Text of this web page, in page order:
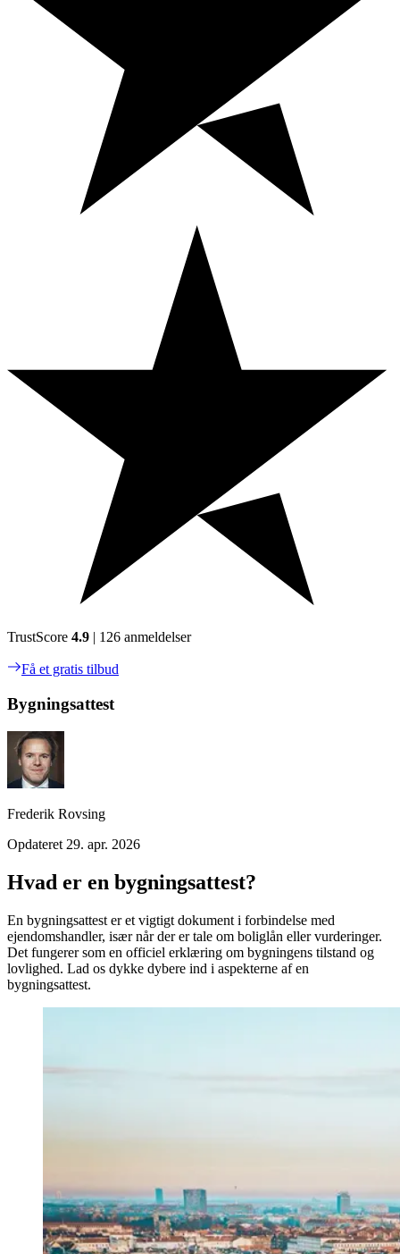
TrustScore 4.9 | 126 anmeldelser
Få et gratis tilbud
Bygningsattest
Frederik Rovsing
Opdateret 29. apr. 2026
Hvad er en bygningsattest?
En bygningsattest er et vigtigt dokument i forbindelse med
ejendomshandler, især når der er tale om boliglån eller vurderinger.
Det fungerer som en officiel erklæring om bygningens tilstand og
lovlighed. Lad os dykke dybere ind i aspekterne af en
bygningsattest.